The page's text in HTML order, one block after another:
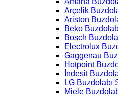
Arçelik
Ariston
Beko
Bosch
Electrolux
Gaggenau
Hotpoint
İndesit
LG Buzdolabı
Miele